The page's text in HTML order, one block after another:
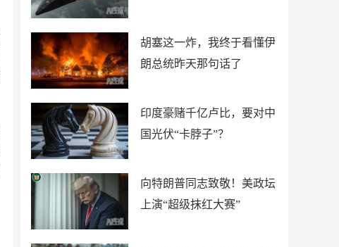
胡塞这一炸，我终于看懂伊
朗总统昨天那句话了
印度豪赌千亿卢比，要对中
国光伏“卡脖子”？
向特朗普同志致敬！美政坛
上演“超级抹红大赛”